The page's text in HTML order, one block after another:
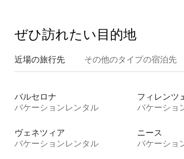
ぜひ訪⁠れ⁠た⁠い目⁠的⁠地
近場の旅行先 その他のタ⁠イ⁠プ⁠の宿⁠泊⁠先
バルセロナ
バケーションレンタル
フィレンツ
バケーショ
ヴェネツィア
バケーションレンタル
ニース
バケーショ